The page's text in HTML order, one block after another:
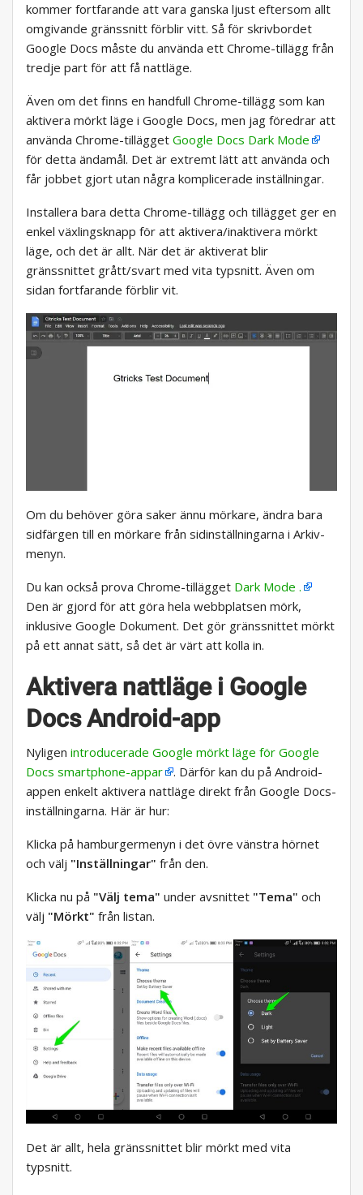
kommer fortfarande att vara ganska ljust eftersom allt
omgivande gränssnitt förblir vitt. Så för skrivbordet
Google Docs måste du använda ett Chrome-tillägg från
tredje part för att få nattläge.
Även om det finns en handfull Chrome-tillägg som kan
aktivera mörkt läge i Google Docs, men jag föredrar att
använda Chrome-tillägget Google Docs Dark Mode
för detta ändamål. Det är extremt lätt att använda och
får jobbet gjort utan några komplicerade inställningar.
Installera bara detta Chrome-tillägg och tillägget ger en
enkel växlingsknapp för att aktivera/inaktivera mörkt
läge, och det är allt. När det är aktiverat blir
gränssnittet grått/svart med vita typsnitt. Även om
sidan fortfarande förblir vit.
Om du behöver göra saker ännu mörkare, ändra bara
sidfärgen till en mörkare från sidinställningarna i Arkiv-
menyn.
Du kan också prova Chrome-tillägget Dark Mode .
Den är gjord för att göra hela webbplatsen mörk,
inklusive Google Dokument. Det gör gränssnittet mörkt
på ett annat sätt, så det är värt att kolla in.
Aktivera nattläge i Google
Docs Android-app
Nyligen introducerade Google mörkt läge för Google
Docs smartphone-appar
. Därför kan du på Android-
appen enkelt aktivera nattläge direkt från Google Docs-
inställningarna. Här är hur:
Klicka på hamburgermenyn i det övre vänstra hörnet
och välj "Inställningar" från den.
Klicka nu på "Välj tema" under avsnittet "Tema" och
välj "Mörkt" från listan.
Det är allt, hela gränssnittet blir mörkt med vita
typsnitt.